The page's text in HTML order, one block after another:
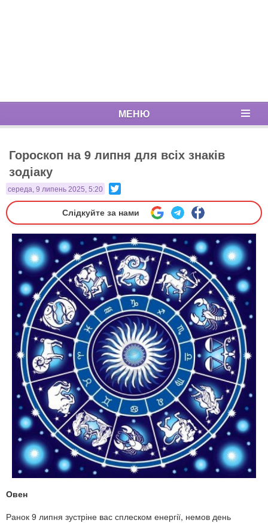
МЕНЮ
Гороскоп на 9 липня для всіх знаків
зодіаку
середа, 9 липень 2025, 5:20
Слідкуйте за нами
Овен
Ранок 9 липня зустріне вас сплеском енергії, немов день